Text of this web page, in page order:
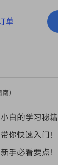
单
南）
白的学习秘籍
你快速入门！
手必看要点！